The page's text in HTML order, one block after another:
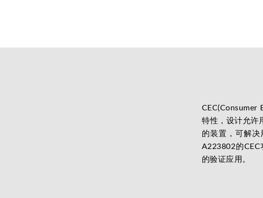
特性，设计允许
的装置，可解决
A223802的
的验证应用。